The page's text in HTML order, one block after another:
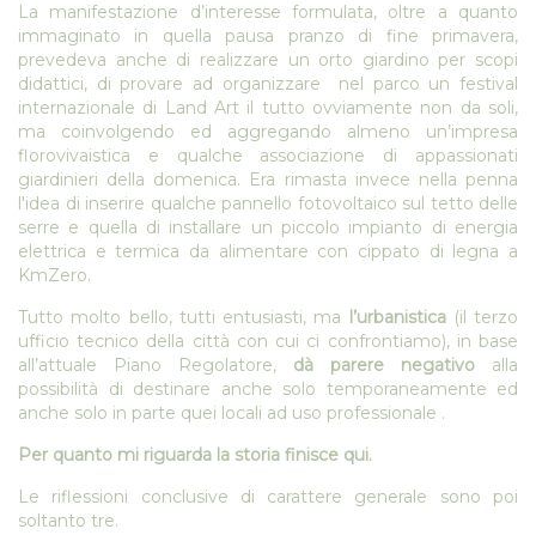
La manifestazione d’interesse formulata, oltre a quanto
immaginato in quella pausa pranzo di fine primavera,
prevedeva anche di realizzare un orto giardino per scopi
didattici, di provare ad organizzare nel parco un festival
internazionale di Land Art il tutto ovviamente non da soli,
ma coinvolgendo ed aggregando almeno un’impresa
florovivaistica e qualche associazione di appassionati
giardinieri della domenica. Era rimasta invece nella penna
l'idea di inserire qualche pannello fotovoltaico sul tetto delle
serre e quella di installare un piccolo impianto di energia
elettrica e termica da alimentare con cippato di legna a
KmZero.
Tutto molto bello, tutti entusiasti, ma
l’urbanistica(il terzo
ufficio tecnico della città con cui ci confrontiamo), in base
all’attuale Piano Regolatore, dà parere negativo alla
possibilità di destinare anche solo temporaneamente ed
anche solo in parte quei locali ad uso professionale .
Per quanto mi riguarda la storia finisce qui.
Le riflessioni conclusive di carattere generale sono poi
soltanto tre.